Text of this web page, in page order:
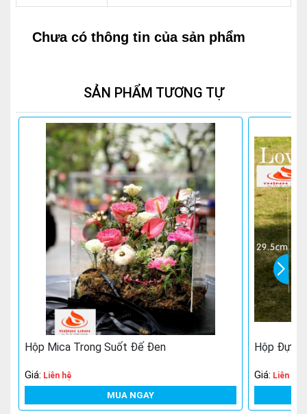
Chưa có thông tin của sản phẩm
SẢN PHẨM TƯƠNG TỰ
Hộp Mica Trong Suốt Đế Đen
Giá: Liên hệ
MUA NGAY
Hộp Đựng
Giá: Liên hệ